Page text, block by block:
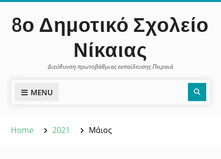
content
8ο Δημοτικό Σχολείο
Νίκαιας
Διεύθυνση πρωτοβάθμιας εκπαίδευσης Πειραιά
MENU
Home 2021 Μάιος